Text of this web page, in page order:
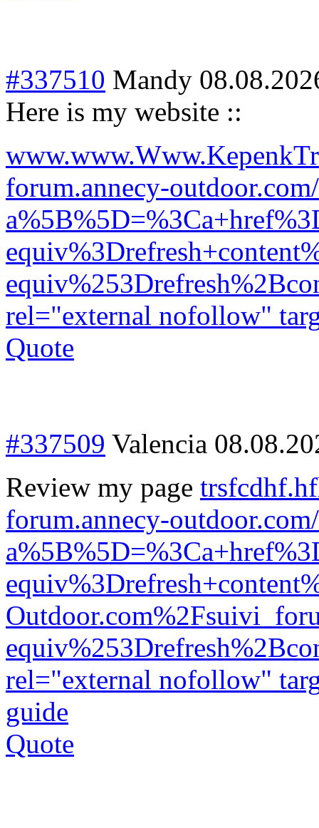
#337510 Mandy
Here is my website ::
forum.annecy-
rel="external nofollow"
Quote
#337509 Valencia
Review my page
forum.annecy-
rel="external nofollow"
guide
Quote